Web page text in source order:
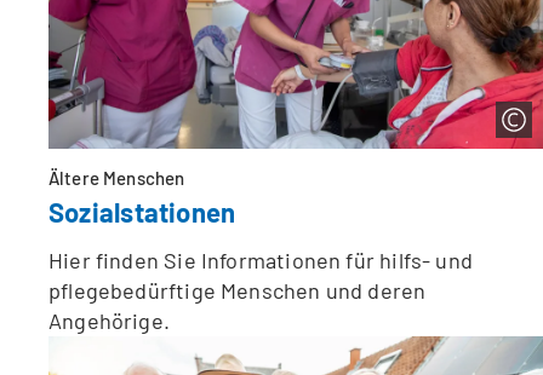
Ältere Menschen
Sozialstationen
Hier finden Sie Informationen für hilfs- und
pflegebedürftige Menschen und deren
Angehörige.